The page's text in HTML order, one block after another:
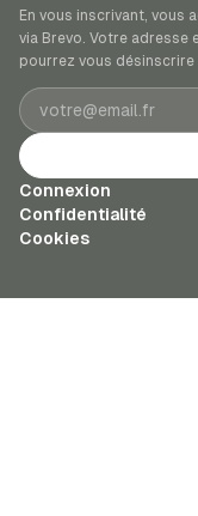
En vous inscrivant, vous
via Brevo. Votre adresse
pourrez vous
Adresse e-mail
Connexion
Confidentialité
Cookies